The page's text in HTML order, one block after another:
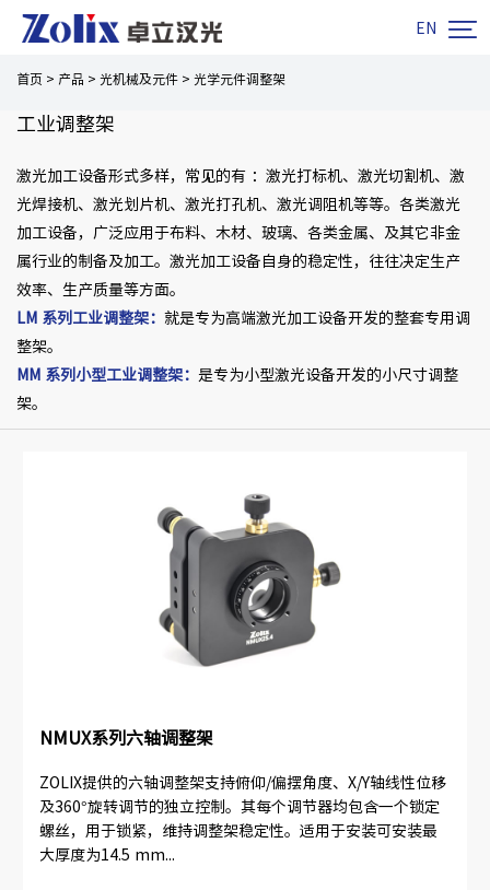
EN 
首页 > 产品 > 光机械及元件 > 光学元件调整架
工业调整架
激光加工设备形式多样，常见的有 ：激光打标机、激光切割机、激
光焊接机、激光划片机、激光打孔机、激光调阻机等等。各类激光
加工设备，广泛应用于布料、木材、玻璃、各类金属、及其它非金
属行业的制备及加工。激光加工设备自身的稳定性，往往决定生产
效率、生产质量等方面。
LM 系列工业调整架： 就是专为高端激光加工设备开发的整套专用调
整架。
MM 系列小型工业调整架 ： 是专为小型激光设备开发的小尺寸调整
架。
NMUX系列六轴调整架
ZOLIX提供的六轴调整架支持俯仰/偏摆角度、X/Y轴线性位移
及360°旋转调节的独立控制。其每个调节器均包含一个锁定
螺丝，用于锁紧，维持调整架稳定性。适用于安装可安装最
大厚度为14.5 mm...